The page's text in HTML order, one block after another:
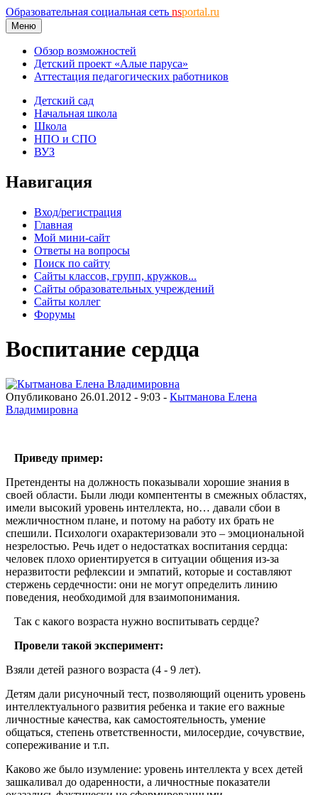
Образовательная социальная сеть nsportal.ru
Меню
Обзор возможностей
Детский проект «Алые паруса»
Аттестация педагогических работников
Детский сад
Начальная школа
Школа
НПО и СПО
ВУЗ
Навигация
Вход/регистрация
Главная
Мой мини-сайт
Ответы на вопросы
Поиск по сайту
Сайты классов, групп, кружков...
Сайты образовательных учреждений
Сайты коллег
Форумы
Воспитание сердца
Опубликовано 26.01.2012 - 9:03 - Кытманова Елена
Владимировна
Приведу пример:
Претенденты на должность показывали хорошие знания в
своей области. Были люди компентенты в смежных областях,
имели высокий уровень интеллекта, но… давали сбои в
межличностном плане, и потому на работу их брать не
спешили. Психологи охарактеризовали это – эмоциональной
незрелостью. Речь идет о недостатках воспитания сердца:
человек плохо ориентируется в ситуации общения из-за
неразвитости рефлексии и эмпатий, которые и составляют
стержень сердечности: они не могут определить линию
поведения, необходимой для взаимопонимания.
Так с какого возраста нужно воспитывать сердце?
Провели такой эксперимент:
Взяли детей разного возраста (4 - 9 лет).
Детям дали рисуночный тест, позволяющий оценить уровень
интеллектуального развития ребенка и такие его важные
личностные качества, как самостоятельность, умение
общаться, степень ответственности, милосердие, сочувствие,
сопереживание и т.п.
Каково же было изумление: уровень интеллекта у всех детей
зашкаливал до одаренности, а личностные показатели